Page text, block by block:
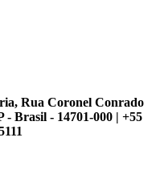
Rua Coronel Conrado
- Brasil - 14701-000 | +55